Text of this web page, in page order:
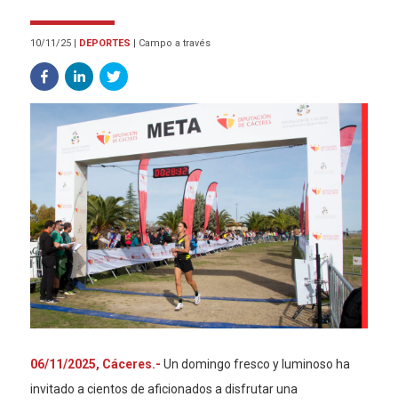
10/11/25 | DEPORTES | Campo a través
06/11/2025, Cáceres.- Un domingo fresco y luminoso ha
invitado a cientos de aficionados a disfrutar una